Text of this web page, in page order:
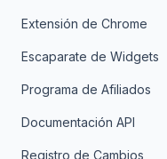
Extensión de Chrome
Escaparate de Widgets
Programa de Afiliados
Documentación API
Registro de Cambios